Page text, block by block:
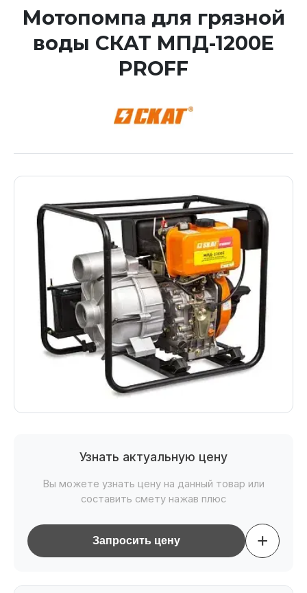
Мотопомпа для грязной
воды СКАТ МПД-1200Е
PROFF
Узнать актуальную цену
Вы можете узнать цену на данный товар или
составить смету нажав плюс
Запросить цену +